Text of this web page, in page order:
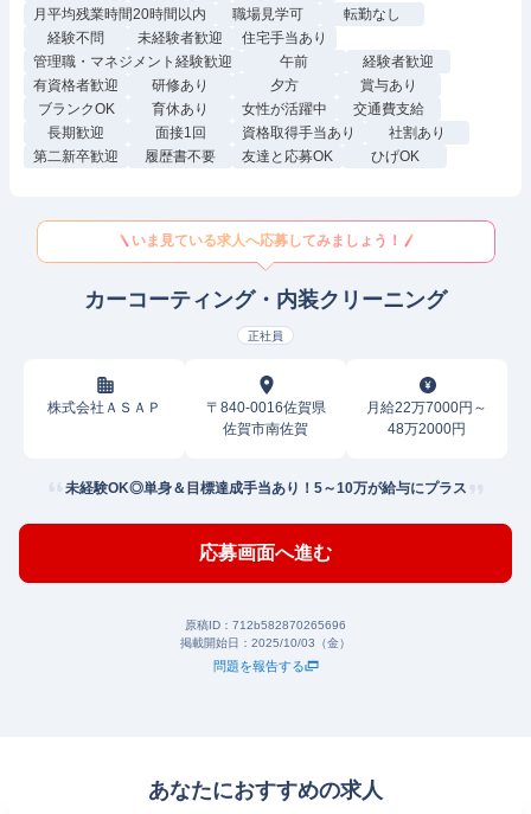
月平均残業時間20時間以内
職場見学可
転勤なし
経験不問
未経験者歓迎
住宅手当あり
管理職・マネジメント経験歓迎
午前
経験者歓迎
有資格者歓迎
研修あり 夕方
賞与あり
ブランクOK
育休あり 女性が活躍中
交通費支給
長期歓迎
面接1回 資格取得手当あり
社割あり
第二新卒歓迎
履歴書不要 友達と応募OK ひげOK
いま見ている求人へ応募してみましょう！
カーコーティング・内装クリーニング
正社員
株式会社ＡＳＡＰ
〒840-0016佐賀県
佐賀市南佐賀
月給22万7000円～
48万2000円
未経験OK◎単身＆目標達成手当あり！5～10万が給与にプラス
応募画面へ進む
原稿ID： 712b582870265696
掲載開始日： 2025/10/03（金）
問題を報告する
あなたにおすすめの求人